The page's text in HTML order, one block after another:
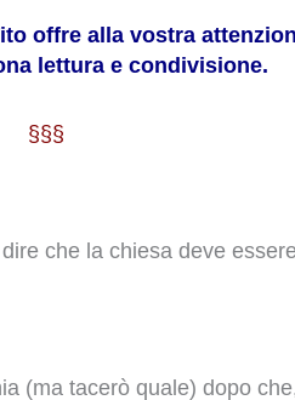
offre alla vostra
lettura e condivisione.
§§§
che la chiesa deve
(ma tacerò quale) dopo